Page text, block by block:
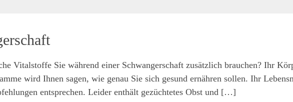
Vitalstoffe Sie während einer Schwangerschaft zusätzlich brauchen? Ihr
wird Ihnen sagen, wie genau Sie sich gesund ernähren sollen. Ihr
entsprechen. Leider enthält gezüchtetes Obst und […]